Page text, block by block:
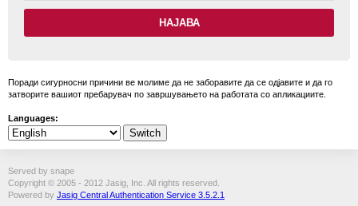
Поради сигурносни причини ве молиме да не заборавите да се одјавите и да го
затворите вашиот пребарувач по завршувањето на работата со апликациите.
Languages:
Served by snape
Copyright © 2005 - 2012 Jasig, Inc. All rights reserved.
Powered by Jasig Central Authentication Service 3.5.2.1